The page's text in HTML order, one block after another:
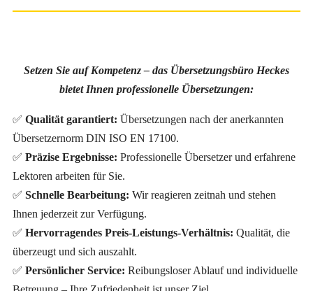
Setzen Sie auf Kompetenz – das Übersetzungsbüro Heckes
bietet Ihnen professionelle Übersetzungen:
✅ Qualität garantiert: Übersetzungen nach der anerkannten
Übersetzernorm DIN ISO EN 17100.
✅ Präzise Ergebnisse: Professionelle Übersetzer und erfahrene
Lektoren arbeiten für Sie.
✅ Schnelle Bearbeitung: Wir reagieren zeitnah und stehen
Ihnen jederzeit zur Verfügung.
✅ Hervorragendes Preis-Leistungs-Verhältnis: Qualität, die
überzeugt und sich auszahlt.
✅ Persönlicher Service: Reibungsloser Ablauf und individuelle